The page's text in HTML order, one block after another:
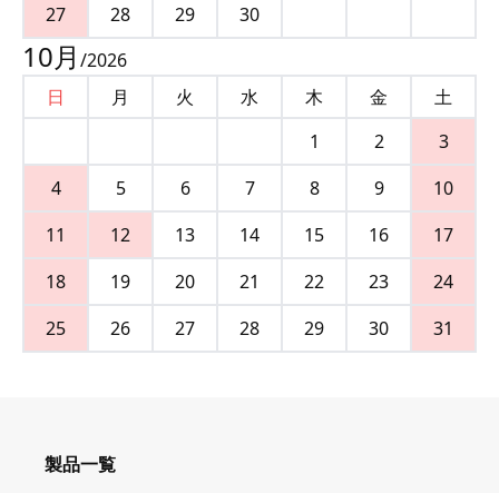
27
28 29 30
10月 /2026
日
月 火 水 木 金
土
1
2
3
4
5 6 7 8 9
10
11
12 13 14 15 16
17
18
19 20 21 22 23
24
25
26 27 28 29 30 31
製品一覧